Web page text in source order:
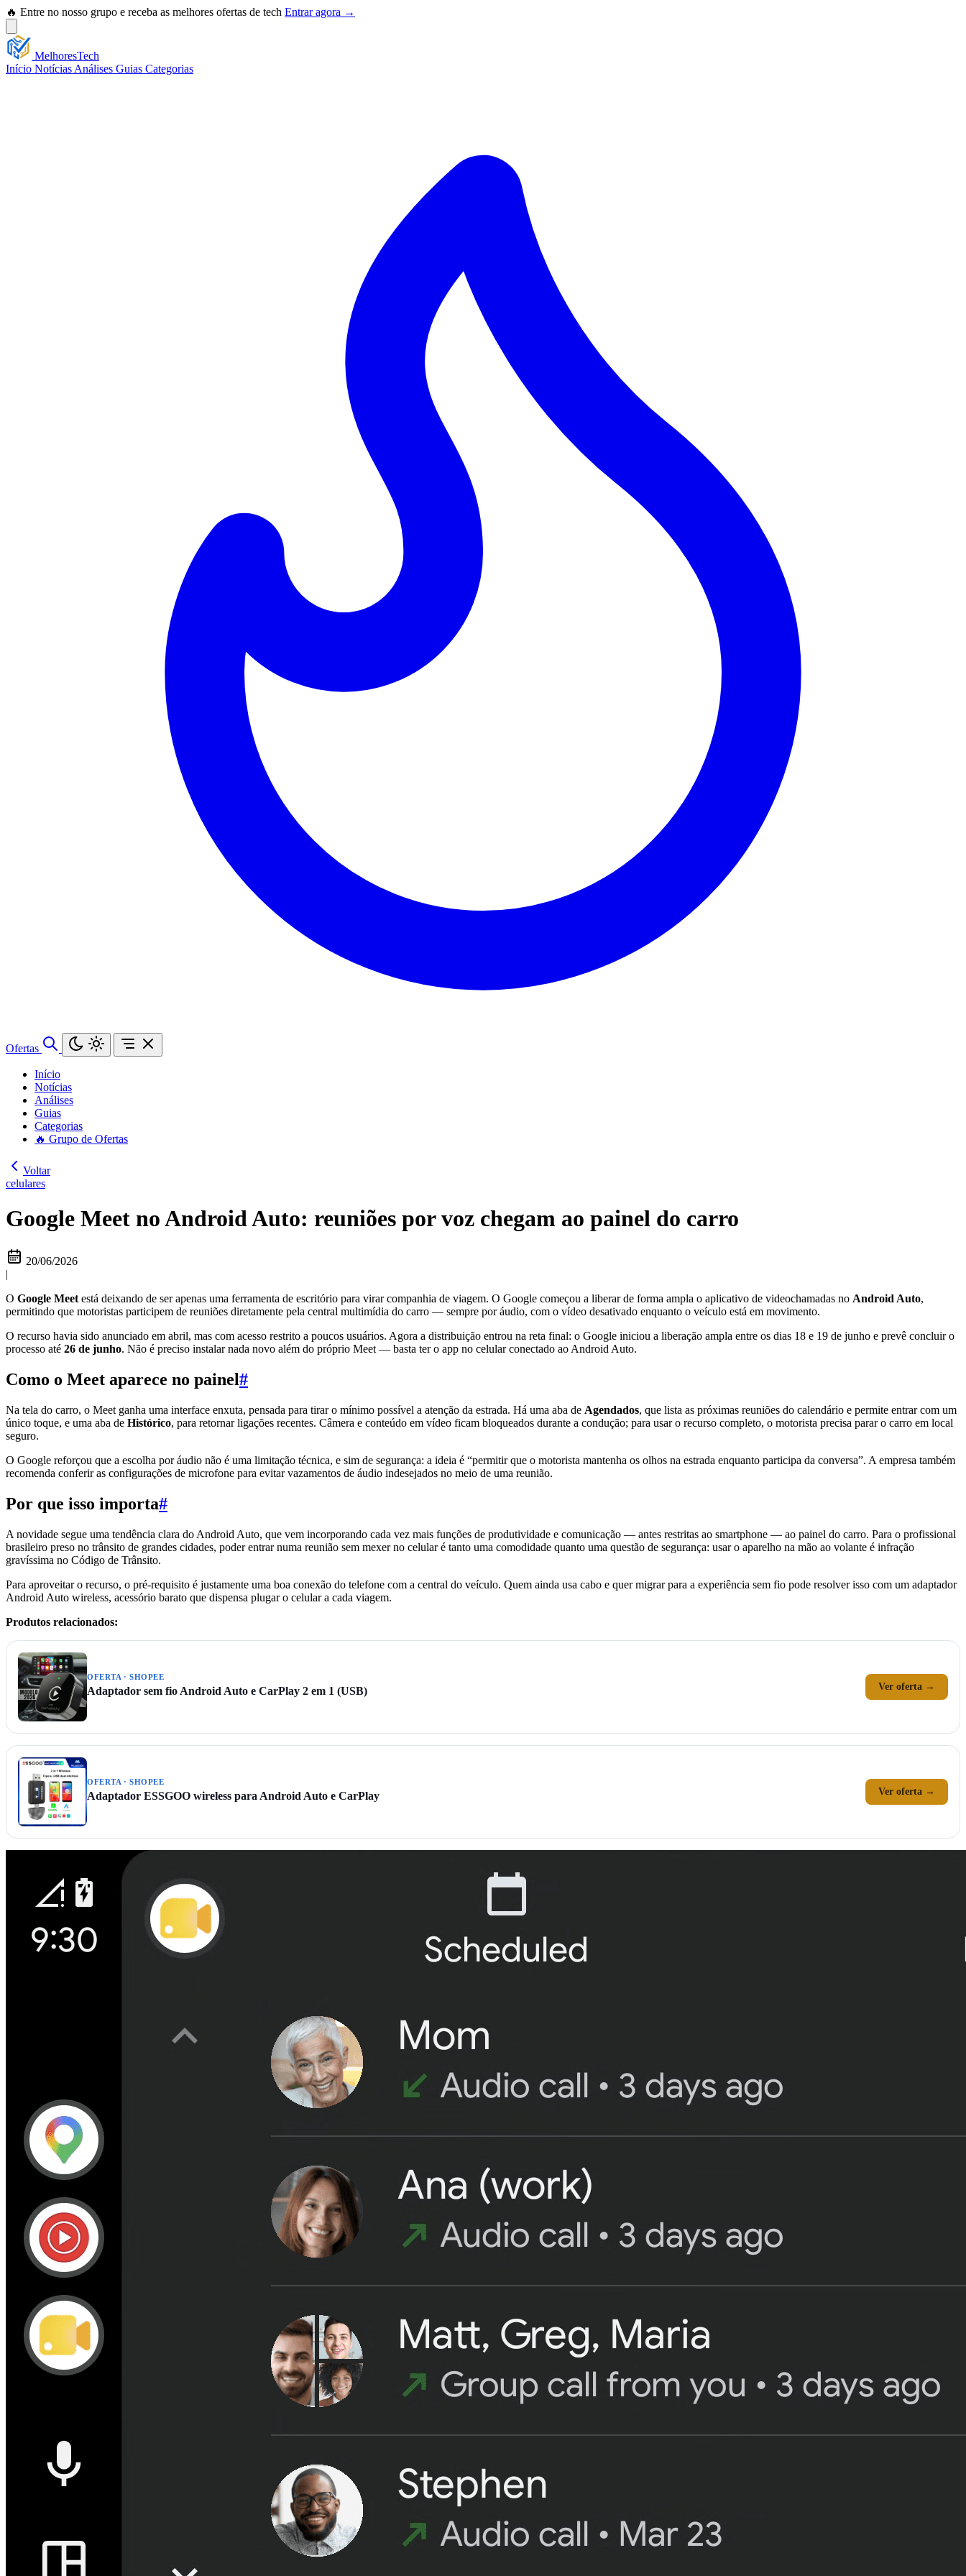
🔥 Entre no nosso grupo e receba as melhores ofertas de tech Entrar agora →
MelhoresTech
Início Notícias Análises Guias Categorias
Ofertas
Início
Notícias
Análises
Guias
Categorias
🔥 Grupo de Ofertas
Voltar
celulares
Google Meet no Android Auto: reuniões por voz chegam ao painel do carro
20/06/2026
|
O Google Meet está deixando de ser apenas uma ferramenta de escritório para virar companhia de viagem. O Google começou a liberar de forma ampla o aplicativo de videochamadas no Android Auto,
permitindo que motoristas participem de reuniões diretamente pela central multimídia do carro — sempre por áudio, com o vídeo desativado enquanto o veículo está em movimento.
O recurso havia sido anunciado em abril, mas com acesso restrito a poucos usuários. Agora a distribuição entrou na reta final: o Google iniciou a liberação ampla entre os dias 18 e 19 de junho e prevê concluir o
processo até 26 de junho. Não é preciso instalar nada novo além do próprio Meet — basta ter o app no celular conectado ao Android Auto.
Como o Meet aparece no painel#
Na tela do carro, o Meet ganha uma interface enxuta, pensada para tirar o mínimo possível a atenção da estrada. Há uma aba de Agendados, que lista as próximas reuniões do calendário e permite entrar com um
único toque, e uma aba de Histórico, para retornar ligações recentes. Câmera e conteúdo em vídeo ficam bloqueados durante a condução; para usar o recurso completo, o motorista precisa parar o carro em local
seguro.
O Google reforçou que a escolha por áudio não é uma limitação técnica, e sim de segurança: a ideia é “permitir que o motorista mantenha os olhos na estrada enquanto participa da conversa”. A empresa também
recomenda conferir as configurações de microfone para evitar vazamentos de áudio indesejados no meio de uma reunião.
Por que isso importa#
A novidade segue uma tendência clara do Android Auto, que vem incorporando cada vez mais funções de produtividade e comunicação — antes restritas ao smartphone — ao painel do carro. Para o profissional
brasileiro preso no trânsito de grandes cidades, poder entrar numa reunião sem mexer no celular é tanto uma comodidade quanto uma questão de segurança: usar o aparelho na mão ao volante é infração
gravíssima no Código de Trânsito.
Para aproveitar o recurso, o pré-requisito é justamente uma boa conexão do telefone com a central do veículo. Quem ainda usa cabo e quer migrar para a experiência sem fio pode resolver isso com um adaptador
Android Auto wireless, acessório barato que dispensa plugar o celular a cada viagem.
Produtos relacionados:
OFERTA · SHOPEE
Adaptador sem fio Android Auto e CarPlay 2 em 1 (USB) Ver oferta →
OFERTA · SHOPEE
Adaptador ESSGOO wireless para Android Auto e CarPlay Ver oferta →